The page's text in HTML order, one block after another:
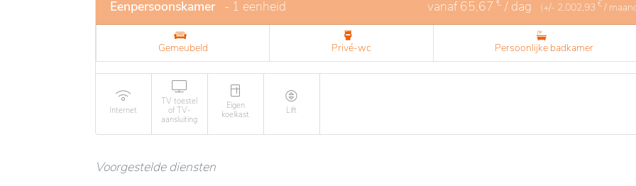
Eenpersoonskamer - 1 eenheid vanaf65,67 € / dag (+/- 2.002,93 € /
Gemeubeld Privé-wc Persoonlijke badkamer
Internet
TV toestel
of TV-
aansluiting
Eigen
koelkast
Lift
Voorgestelde diensten